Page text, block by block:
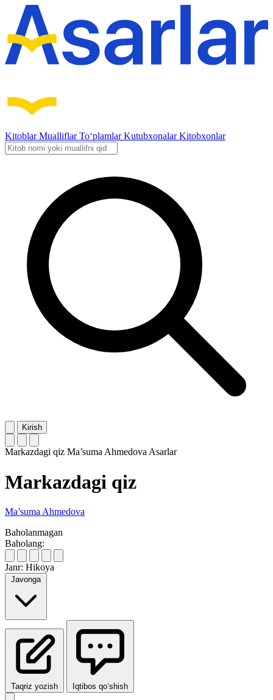
KitoblarMualliflarTo‘plamlarKutubxonalarKitobxonlar
Kirish
Markazdagi qiz Ma’suma AhmedovaAsarlar
Markazdagi qiz
Ma’suma Ahmedova
Baholanmagan
Baholang:
Janr: Hikoya
Javonga
Taqriz yozish Iqtibos qo‘shish